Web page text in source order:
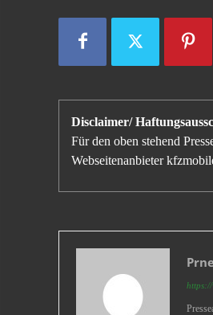
Disclaimer/
Für den oben stehend
Webseitenanbieter
https://